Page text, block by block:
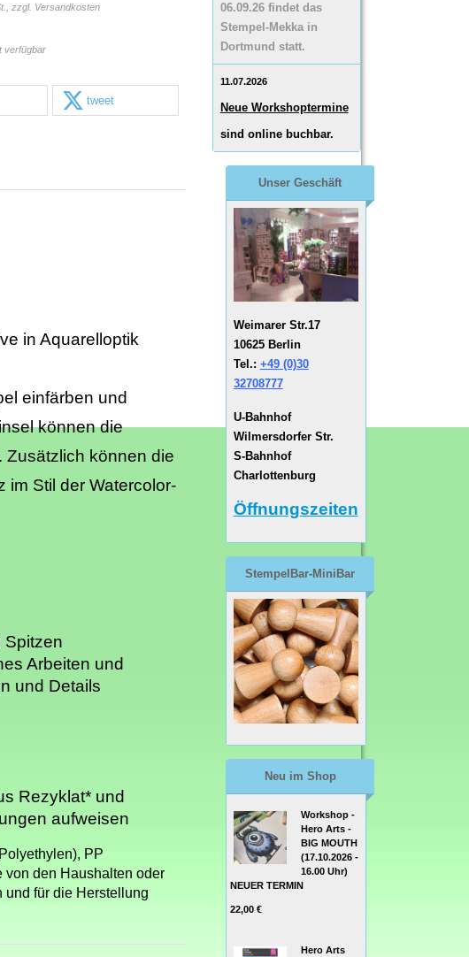
zzgl. Versandkosten
verfügbar
tweet
in Aquarelloptik
einfärben und
können die
können die
im Stil der Watercolor-
Spitzen
Arbeiten und
und Details
Rezyklat* und
aufweisen
PP
von den Haushalten oder
und für die Herstellung
06.09.26 findet das
Stempel-Mekka in
Dortmund statt.
11.07.2026
Neue Workshoptermine
sind online buchbar.
Unser Geschäft
Weimarer Str.17
10625 Berlin
Tel.: +49 (0)30
32708777
U-Bahnhof
Wilmersdorfer Str.
S-Bahnhof
Charlottenburg
Öffnungszeiten
StempelBar-MiniBar
Neu im Shop
Workshop -
Hero Arts -
BIG MOUTH
(17.10.2026 -
16.00 Uhr)
NEUER TERMIN
22,00 €
Hero Arts